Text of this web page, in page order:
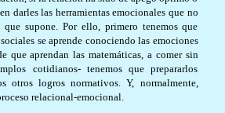
darles las herramientas emocionales que no
supone. Por ello, primero tenemos que
se aprende conociendo las emociones
que aprendan las matemáticas, a comer sin
cotidianos- tenemos que prepararlos
otros logros normativos. Y, normalmente,
relacional-emocional.